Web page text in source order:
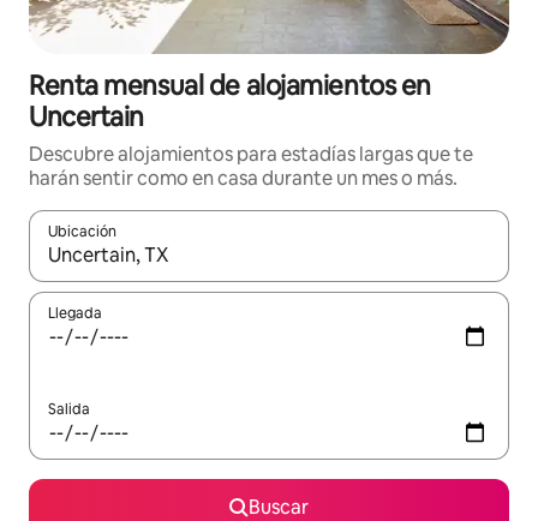
Renta mensual de alojamientos en
Uncertain
Descubre alojamientos para estadías largas que te
harán sentir como en casa durante un mes o más.
Ubicación
Cuando los resultados estén disponibles, navega con las
Llegada
Salida
Buscar